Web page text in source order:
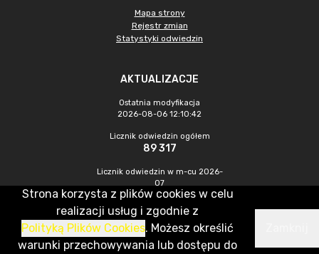
Mapa strony
Rejestr zmian
Statystyki odwiedzin
AKTUALIZACJE
Ostatnia modyfikacja
2026-08-06 12:10:42
Licznik odwiedzin ogółem
89 317
Licznik odwiedzin w m-cu 2026-
07
538
CMS & Hosting: Nefeni Sp. z o.o.
Strona korzysta z plików cookies w celu
realizacji usług i zgodnie z
Polityką Plików Cookies. Możesz określić
warunki przechowywania lub dostępu do